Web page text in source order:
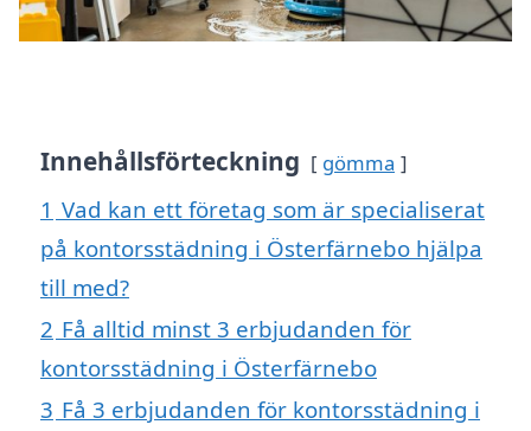
Innehållsförteckning gömma
1 Vad kan ett företag som är specialiserat
på kontorsstädning i Österfärnebo hjälpa
till med?
2 Få alltid minst 3 erbjudanden för
kontorsstädning i Österfärnebo
3 Få 3 erbjudanden för kontorsstädning i